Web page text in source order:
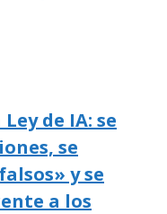
de IA: se
se
y se
a los